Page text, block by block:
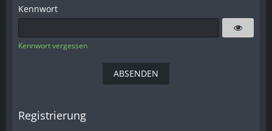
Kennwort
Kennwort vergessen
Registrierung